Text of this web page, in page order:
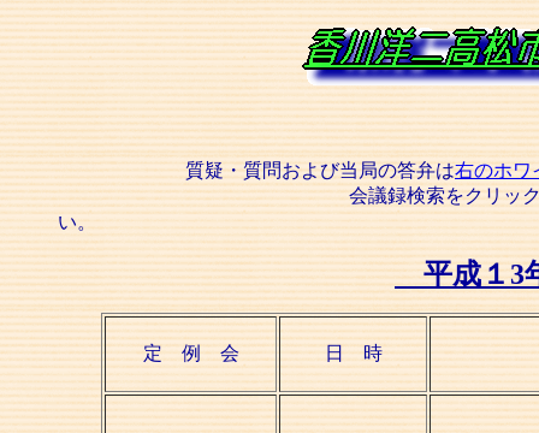
質疑・質問および当局の答弁は右のホワ
会議録検索をクリッ
い
平成１3
定 例 会 日 時